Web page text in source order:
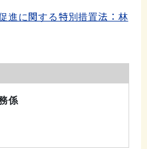
進に関する特別措置法：林
係